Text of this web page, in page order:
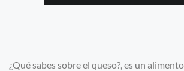
¿Qué sabes sobre el queso?, es un